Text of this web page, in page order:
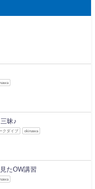
昧♪
クダイブ okinawa
たOW講習